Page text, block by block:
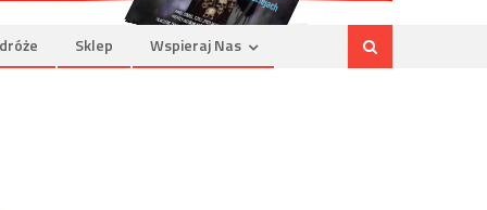
Sklep Wspieraj Nas